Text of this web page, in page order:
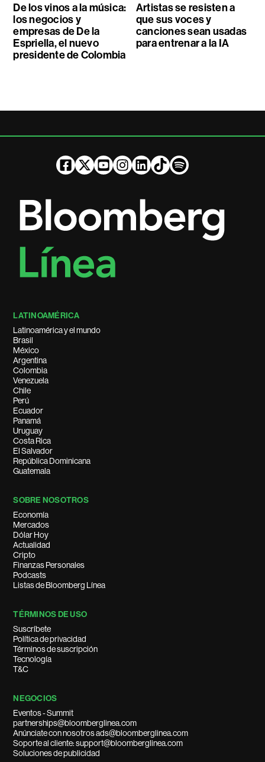
De los vinos a la música:
los negocios y
empresas de De la
Espriella, el nuevo
presidente de Colombia
Artistas se resisten a
que sus voces y
canciones sean usadas
para entrenar a la IA
LATINOAMÉRICA
Latinoamérica y el mundo
Brasil
México
Argentina
Colombia
Venezuela
Chile
Perú
Ecuador
Panamá
Uruguay
Costa Rica
El Salvador
República Dominicana
Guatemala
SOBRE NOSOTROS
Economía
Mercados
Dólar Hoy
Actualidad
Cripto
Finanzas Personales
Podcasts
Listas de Bloomberg Línea
TÉRMINOS DE USO
Suscríbete
Política de privacidad
Términos de suscripción
Tecnología
T&C
NEGOCIOS
Eventos - Summit
partnerships@bloomberglinea.com
Anúnciate con nosotros ads@bloomberglinea.com
Soporte al cliente: support@bloomberglinea.com
Soluciones de publicidad